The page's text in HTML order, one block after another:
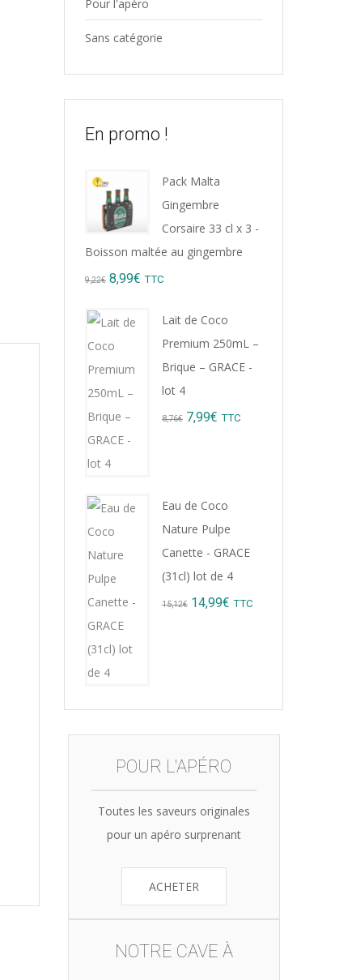
Pour l'apéro
Sans catégorie
En promo !
Pack Malta
Gingembre
Corsaire 33 cl x 3 -
Boisson maltée au gingembre
9,22€ Original
was:
8,99€ Current
TTC
Lait de Coco
Premium 250mL –
Brique – GRACE -
lot 4
8,76€ Original
7,99€ Current
TTC
Eau de Coco
Nature Pulpe
Canette - GRACE
(31cl) lot de 4
15,12€ Original
14,99€ Current
TTC
POUR L'APÉRO
Toutes les saveurs originales
pour un apéro surprenant
ACHETER
NOTRE CAVE À